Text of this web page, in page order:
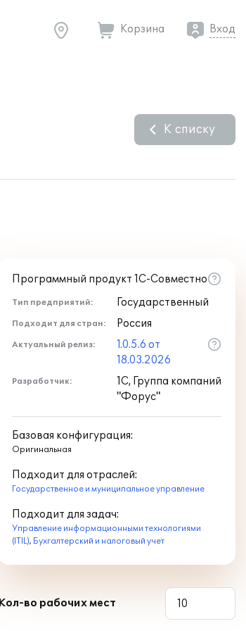
Корзина Вход
К списку
Программный продукт 1С-Совместно
Тип предприятий: Государственный
Подходит для стран: Россия
Актуальный релиз:
1.0.5.6 от
18.03.2026
Разработчик:
1С, Группа компаний
"Форус"
Базовая конфигурация:
Оригинальная
Подходит для отраслей:
Государственное и муниципальное управление
Подходит для задач:
Управление информационными технологиями
(ITIL), Бухгалтерский и налоговый учет
Кол-во рабочих мест